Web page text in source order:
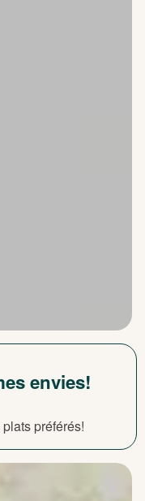
envies!
préférés!